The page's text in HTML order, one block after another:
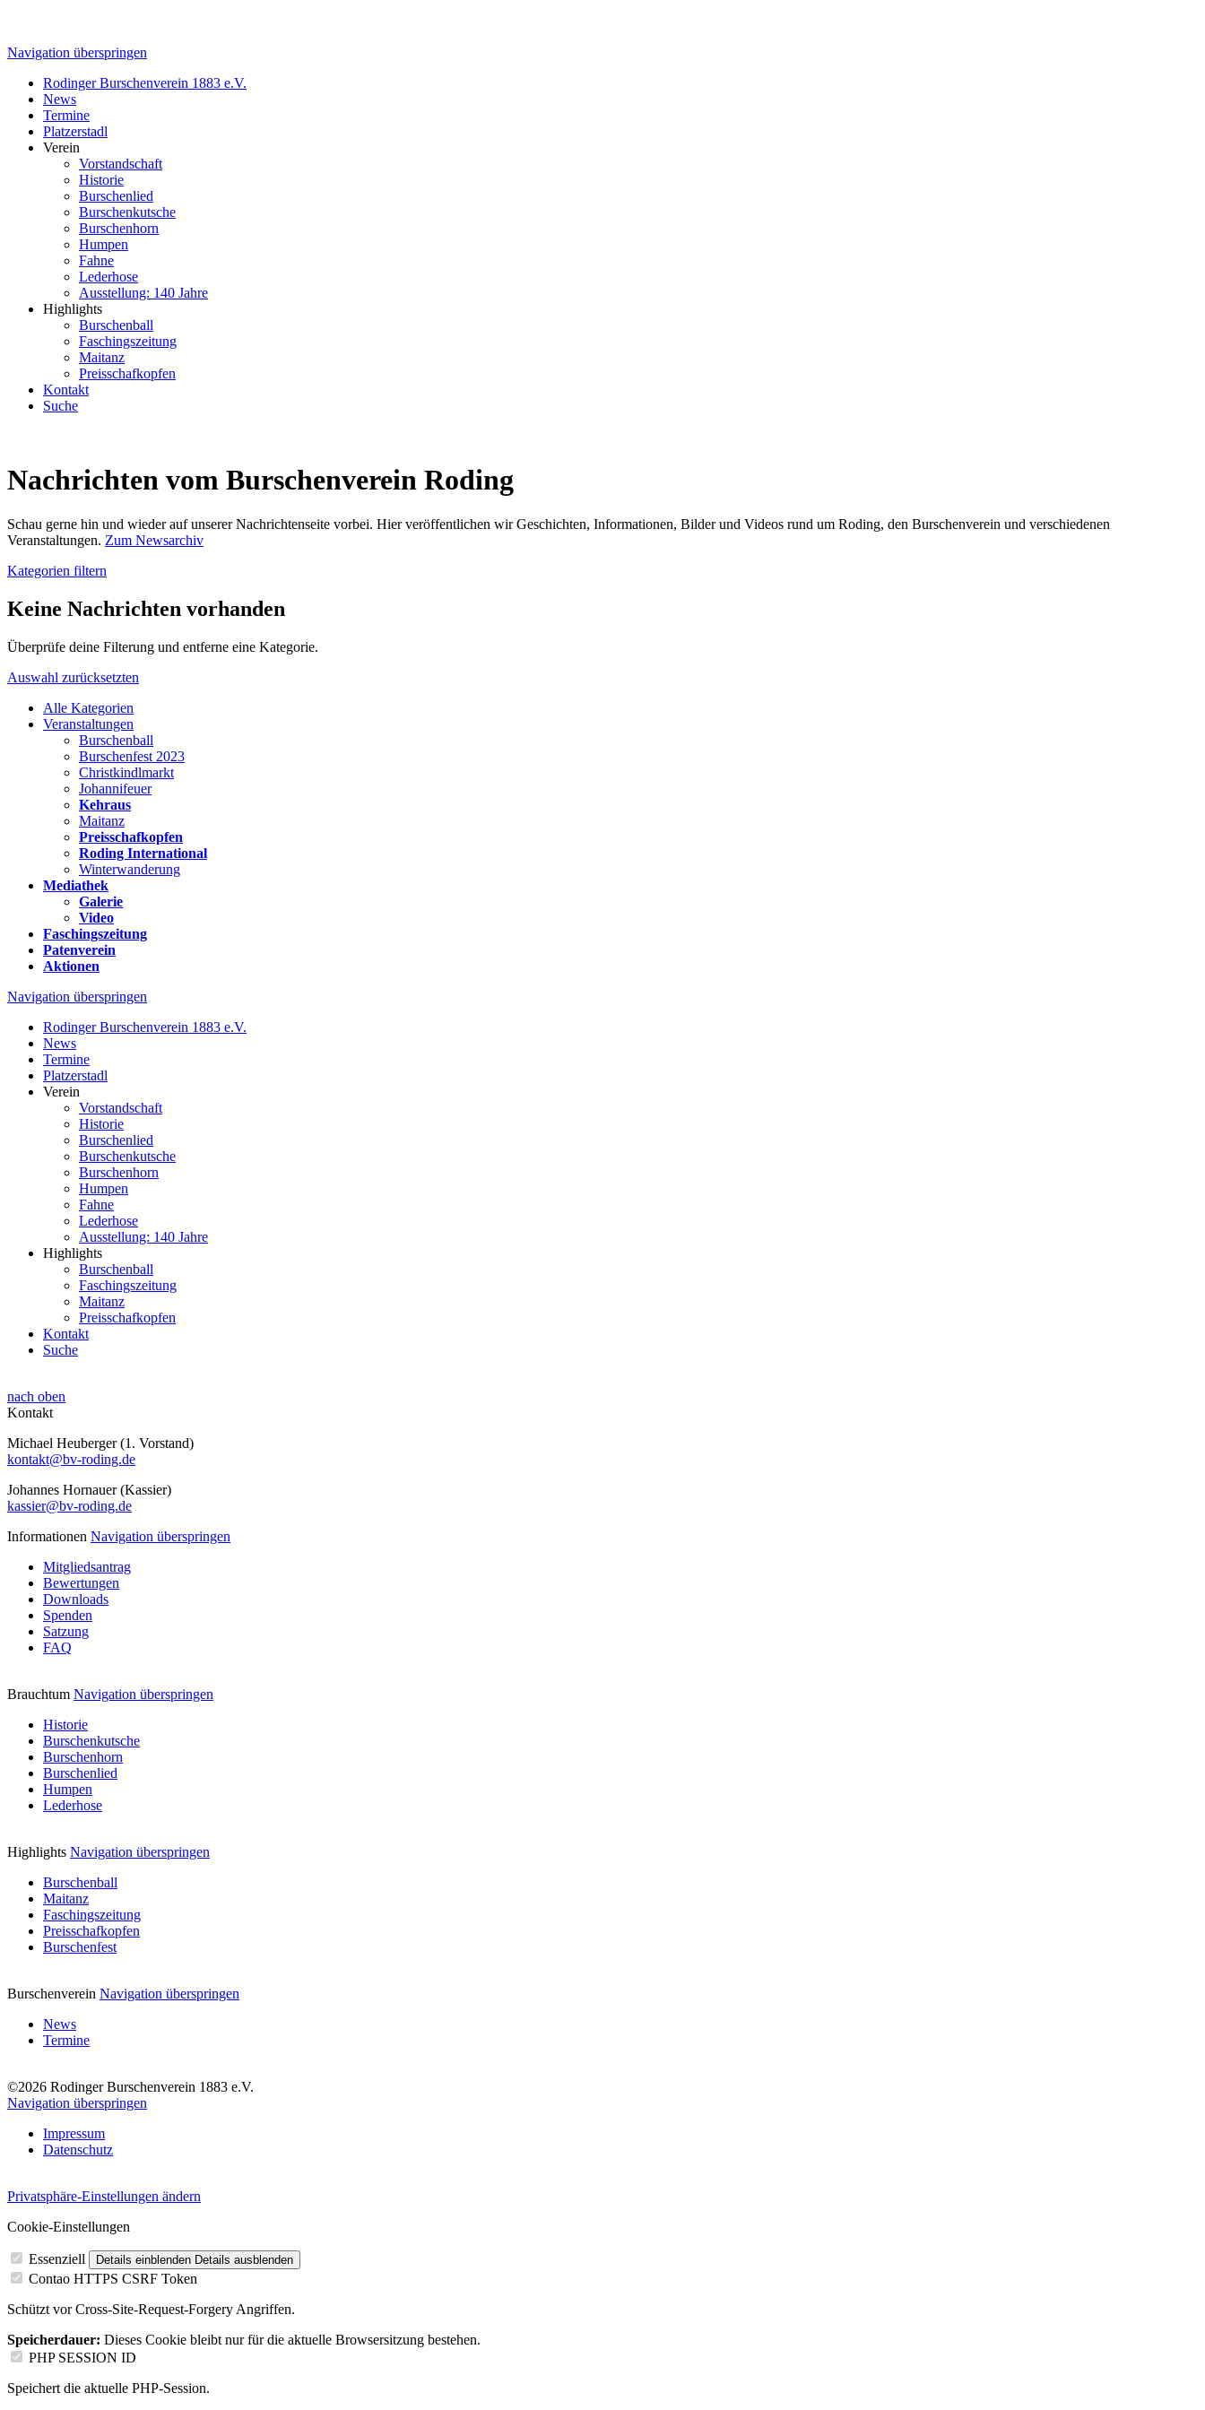
Navigation überspringen
Rodinger Burschenverein 1883 e.V.
News
Termine
Platzerstadl
Verein
Vorstandschaft
Historie
Burschenlied
Burschenkutsche
Burschenhorn
Humpen
Fahne
Lederhose
Ausstellung: 140 Jahre
Highlights
Burschenball
Faschingszeitung
Maitanz
Preisschafkopfen
Kontakt
Suche
Nachrichten vom Burschenverein Roding
Schau gerne hin und wieder auf unserer Nachrichtenseite vorbei. Hier veröffentlichen wir Geschichten, Informationen, Bilder und Videos rund um Roding, den Burschenverein und verschiedenen
Veranstaltungen. Zum Newsarchiv
Kategorien filtern
Keine Nachrichten vorhanden
Überprüfe deine Filterung und entferne eine Kategorie.
Auswahl zurücksetzten
Alle Kategorien
Veranstaltungen
Burschenball
Burschenfest 2023
Christkindlmarkt
Johannifeuer
Kehraus
Maitanz
Preisschafkopfen
Roding International
Winterwanderung
Mediathek
Galerie
Video
Faschingszeitung
Patenverein
Aktionen
Navigation überspringen
Rodinger Burschenverein 1883 e.V.
News
Termine
Platzerstadl
Verein
Vorstandschaft
Historie
Burschenlied
Burschenkutsche
Burschenhorn
Humpen
Fahne
Lederhose
Ausstellung: 140 Jahre
Highlights
Burschenball
Faschingszeitung
Maitanz
Preisschafkopfen
Kontakt
Suche
nach oben
Kontakt
Michael Heuberger (1. Vorstand)
kontakt@bv-roding.de
Johannes Hornauer (Kassier)
kassier@bv-roding.de
Informationen Navigation überspringen
Mitgliedsantrag
Bewertungen
Downloads
Spenden
Satzung
FAQ
Brauchtum Navigation überspringen
Historie
Burschenkutsche
Burschenhorn
Burschenlied
Humpen
Lederhose
Highlights Navigation überspringen
Burschenball
Maitanz
Faschingszeitung
Preisschafkopfen
Burschenfest
Burschenverein Navigation überspringen
News
Termine
©2026 Rodinger Burschenverein 1883 e.V.
Navigation überspringen
Impressum
Datenschutz
Privatsphäre-Einstellungen ändern
Cookie-Einstellungen
Essenziell Details einblenden Details ausblenden
Contao HTTPS CSRF Token
Schützt vor Cross-Site-Request-Forgery Angriffen.
Speicherdauer: Dieses Cookie bleibt nur für die aktuelle Browsersitzung bestehen.
PHP SESSION ID
Speichert die aktuelle PHP-Session.